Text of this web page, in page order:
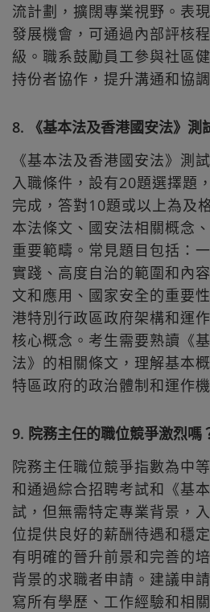
流計劃，擴闊專業視野。表
發展機會，可通過內部評核
級。職系鼓勵員工參與社區
持份者協作，提升溝通和協
8. 《基本法及香港國安法》測
《基本法及香港國安法》測
入職條件，設有20題選擇題
完成，答對10題或以上為及
本法條文、國安法相關概念
重要範疇。常見題目包括：
實踐、高度自治的範圍和內
文和應用、國家安全的重要
港特別行政區政府架構和運
核心概念。考生需要熟讀《
法》的相關條文，理解基本
特區政府的政治體制和運作機
9. 院務主任的職位競爭激烈嗎
院務主任職位競爭指數為中
和通過綜合招聘考試和《基
試，但無需特定專業背景，
位提供良好的薪酬待遇和穩
有明確的晉升前景和完善的
背景的求職者申請。建議申
寫所有學歷、工作經驗和相